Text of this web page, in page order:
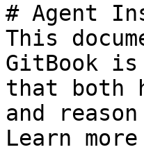
# Agent
This
GitBook
that both
and
Learn